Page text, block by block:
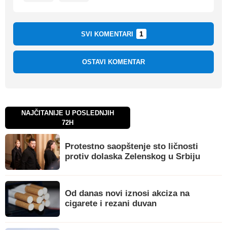
SVI KOMENTARI 1
OSTAVI KOMENTAR
NAJČITANIJE U POSLEDNJIH
72H
Protestno saopštenje sto ličnosti
protiv dolaska Zelenskog u Srbiju
Od danas novi iznosi akciza na
cigarete i rezani duvan